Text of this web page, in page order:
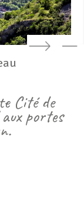
Cité de
portes